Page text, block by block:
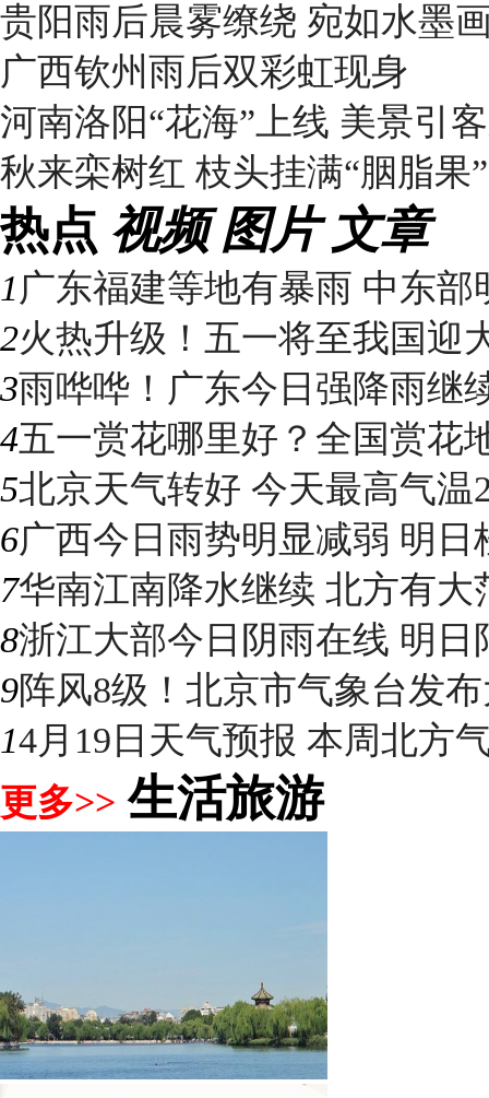
贵阳雨后晨雾缭绕 宛如水墨
广西钦州雨后双彩虹现身
河南洛阳“花海”上线 美景引
秋来栾树红 枝头挂满“胭脂果”
热点 视频 图片 文章
1 广东福建等地有暴雨 中东部
2火热升级！五一将至我国迎
3雨哗哗！广东今日强降雨继
4五一赏花哪里好？全国赏花
5北京天气转好 今天最高气
6广西今日雨势明显减弱 明日
7华南江南降水继续 北方有大
8浙江大部今日阴雨在线 明日
9阵风8级！北京市气象台发
14月19日天气预报 本周北方
更多>> 生活旅游